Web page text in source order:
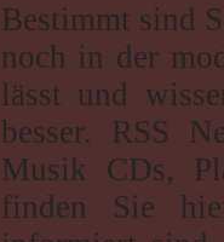
Bestimmt sind
noch in der
lässt und
besser. RSS
Musik CDs,
finden Sie